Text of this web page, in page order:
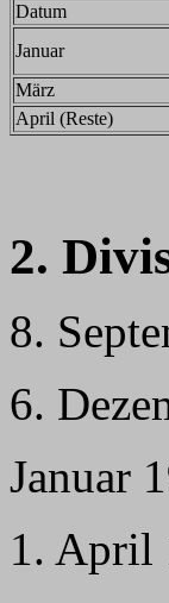
Datum
Januar
März
April (Reste)
2.
8.
6.
Januar
1. April